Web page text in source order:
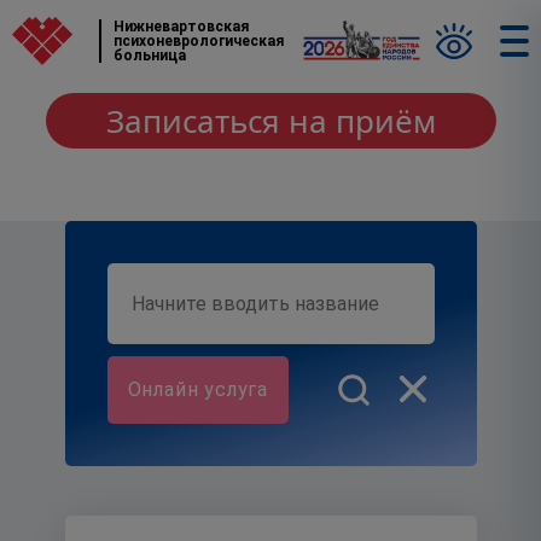
Нижневартовская
психоневрологическая
больница
Записаться на приём
Онлайн услуга